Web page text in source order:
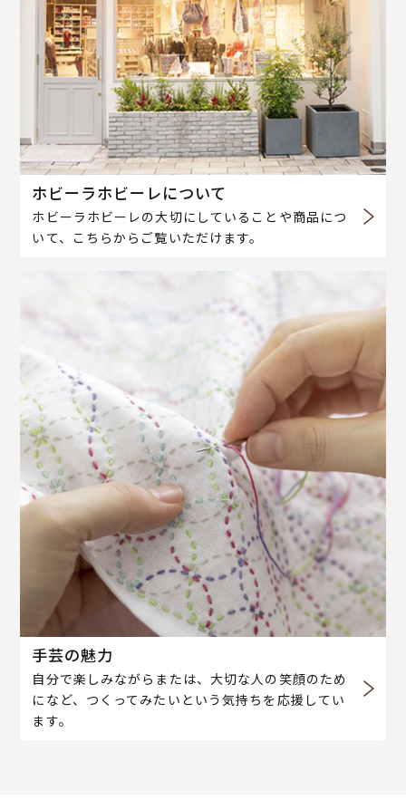
ホビーラホビーレについて
ホビーラホビーレの大切にしていることや商品につ
いて、こちらからご覧いただけます。
手芸の魅力
自分で楽しみながらまたは、大切な人の笑顔のため
になど、つくってみたいという気持ちを応援してい
ます。